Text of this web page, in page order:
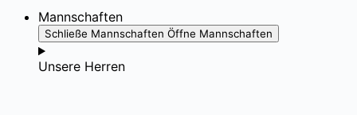
Mannschaften
Schließe Mannschaften Öffne Mannschaften
Unsere Herren